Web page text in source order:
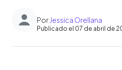
Por Jessica Orellana
Publicado el 07 de abril de